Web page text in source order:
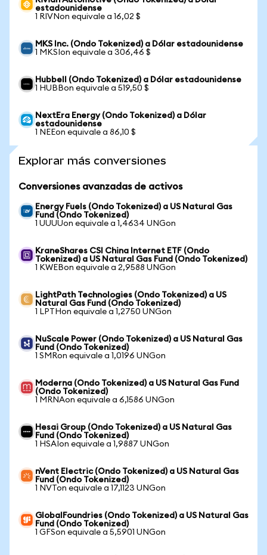
estadounidense
1 RIVNon equivale a 16,02 $
MKS Inc. (Ondo Tokenized) a Dólar estadounidense
1 MKSIon equivale a 306,46 $
Hubbell (Ondo Tokenized) a Dólar estadounidense
1 HUBBon equivale a 519,50 $
NextEra Energy (Ondo Tokenized) a Dólar
estadounidense
1 NEEon equivale a 86,10 $
Explorar más conversiones
Conversiones avanzadas de activos
Energy Fuels (Ondo Tokenized) a US Natural Gas
Fund (Ondo Tokenized)
1 UUUUon equivale a 1,4634 UNGon
KraneShares CSI China Internet ETF (Ondo
Tokenized) a US Natural Gas Fund (Ondo Tokenized)
1 KWEBon equivale a 2,9588 UNGon
LightPath Technologies (Ondo Tokenized) a US
Natural Gas Fund (Ondo Tokenized)
1 LPTHon equivale a 1,2750 UNGon
NuScale Power (Ondo Tokenized) a US Natural Gas
Fund (Ondo Tokenized)
1 SMRon equivale a 1,0196 UNGon
Moderna (Ondo Tokenized) a US Natural Gas Fund
(Ondo Tokenized)
1 MRNAon equivale a 6,1586 UNGon
Hesai Group (Ondo Tokenized) a US Natural Gas
Fund (Ondo Tokenized)
1 HSAIon equivale a 1,9887 UNGon
nVent Electric (Ondo Tokenized) a US Natural Gas
Fund (Ondo Tokenized)
1 NVTon equivale a 17,1123 UNGon
GlobalFoundries (Ondo Tokenized) a US Natural Gas
Fund (Ondo Tokenized)
1 GFSon equivale a 5,5901 UNGon